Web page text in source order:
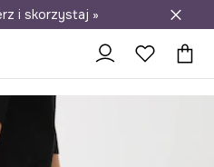
do salonów
i skorzystaj »